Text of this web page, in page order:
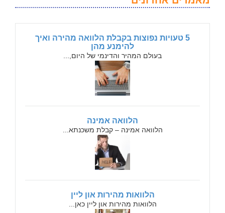
5 טעויות נפוצות בקבלת הלוואה מהירה ואיך
להימנע מהן
בעולם המהיר והדינמי של היום,...
הלוואה אמינה
הלוואה אמינה – קבלת משכנתא...
הלוואות מהירות און ליין
הלוואות מהירות און ליין כאן...